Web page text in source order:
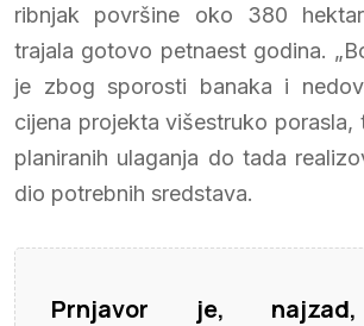
ribnjak površine oko 380
trajala gotovo petnaest godina.
je zbog sporosti banaka i
cijena projekta višestruko porasla,
planiranih ulaganja do tada
dio potrebnih sredstava.
Prnjavor je,